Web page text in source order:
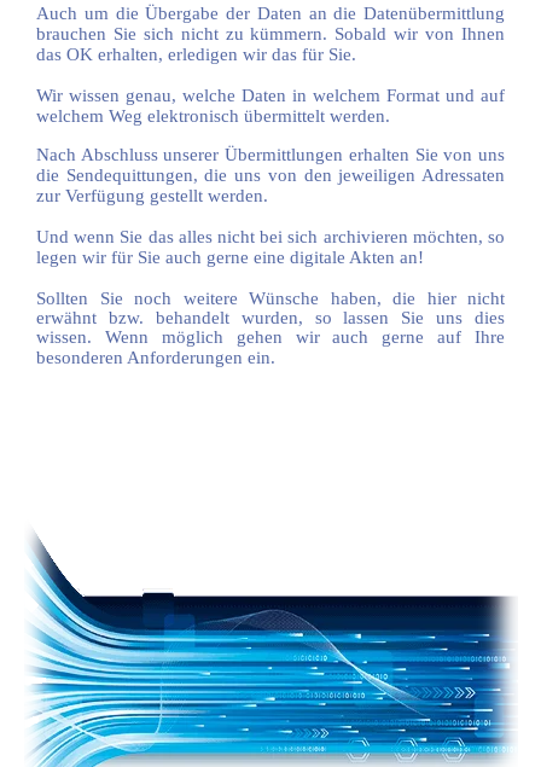
Auch um die Übergabe der Daten an die Datenübermittlung
brauchen Sie sich nicht zu kümmern. Sobald wir von Ihnen
das OK erhalten, erledigen wir das für Sie.
Wir wissen genau, welche Daten in welchem Format und auf
welchem Weg elektronisch übermittelt werden.
Nach Abschluss unserer Übermittlungen erhalten Sie von uns
die Sendequittungen, die uns von den jeweiligen Adressaten
zur Verfügung gestellt werden.
Und wenn Sie das alles nicht bei sich archivieren möchten, so
legen wir für Sie auch gerne eine digitale Akten an!
Sollten Sie noch weitere Wünsche haben, die hier nicht
erwähnt bzw. behandelt wurden, so lassen Sie uns dies
wissen. Wenn möglich gehen wir auch gerne auf Ihre
besonderen Anforderungen ein.